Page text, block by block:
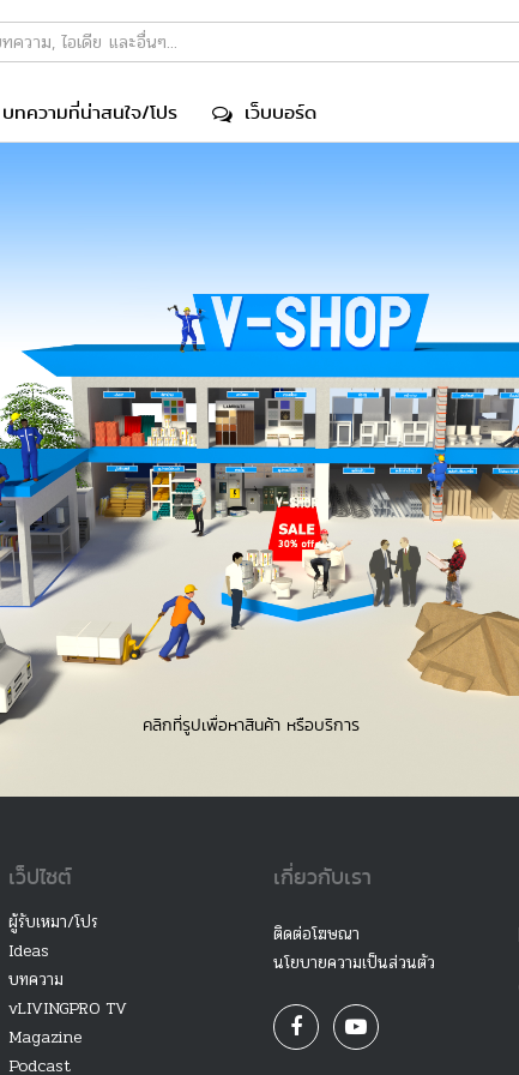
บทความที่น่าสนใจ/โปร เว็บบอร์ด
คลิกที่รูปเพื่อหาสินค้า หรือบริการ
เว็ปไซต์
ผู้รับเหมา/โปร
Ideas
บทความ
vLIVINGPRO TV
Magazine
Podcast
เกี่ยวกับเรา
ติดต่อโฆษณา
นโยบายความเป็นส่วนตัว